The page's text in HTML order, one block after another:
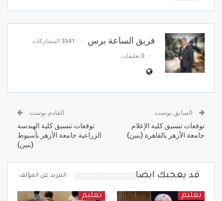
فريق الساعة برس 3541 المشاركات
0 تعليقات
السابق بوست
توقعات تنسيق كلية الإعلام
جامعة الأزهر بالقاهرة (بنين)
القادم بوست
توقعات تنسيق كلية الهندسة
الزراعية جامعة الأزهر بأسيوط
(بنين)
قد يعجبك ايضا المزيد عن المؤلف
تعليم تعليم